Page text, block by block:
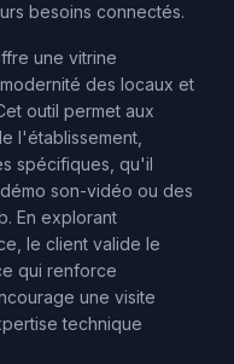
besoins connectés.
une vitrine
des locaux et
outil permet aux
l'établissement,
spécifiques, qu'il
son-vidéo ou des
En explorant
le client valide le
qui renforce
une visite
technique